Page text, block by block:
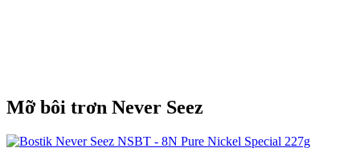
Mỡ bôi trơn Never Seez